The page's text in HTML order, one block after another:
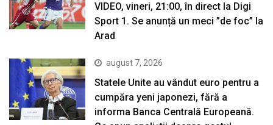
VIDEO, vineri, 21:00, în direct la Digi
Sport 1. Se anunță un meci ”de foc” la
Arad
august 7, 2026
Statele Unite au vândut euro pentru a
cumpăra yeni japonezi, fără a
informa Banca Centrală Europeană.